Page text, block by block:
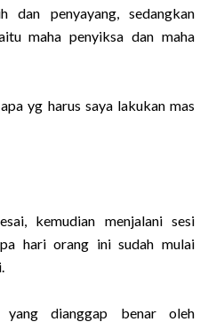
dan penyayang, sedangkan
maha penyiksa dan maha
yg harus saya lakukan mas
kemudian menjalani sesi
hari orang ini sudah mulai
yang dianggap benar oleh